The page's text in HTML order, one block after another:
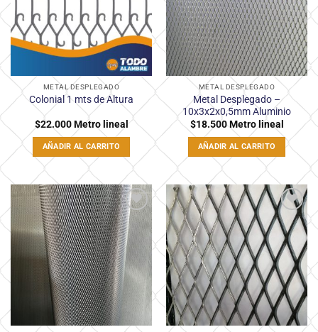
deseos
METAL DESPLEGADO
Colonial 1 mts de Altura
$22.000Metro lineal
AÑADIR AL CARRITO
deseos
METAL DESPLEGADO
Metal Desplegado –
10x3x2x0,5mm Aluminio
$18.500Metro lineal
AÑADIR AL CARRITO
Añadir
a la
lista
de
deseos
Añadir
a la
lista
de
deseos